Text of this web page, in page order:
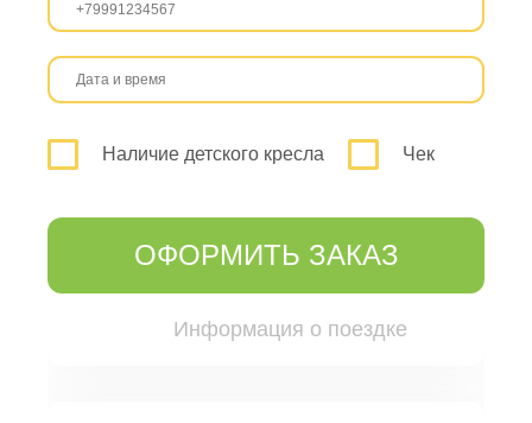
Наличие детского кресла Чек
ОФОРМИТЬ ЗАКАЗ
Информация о поездке